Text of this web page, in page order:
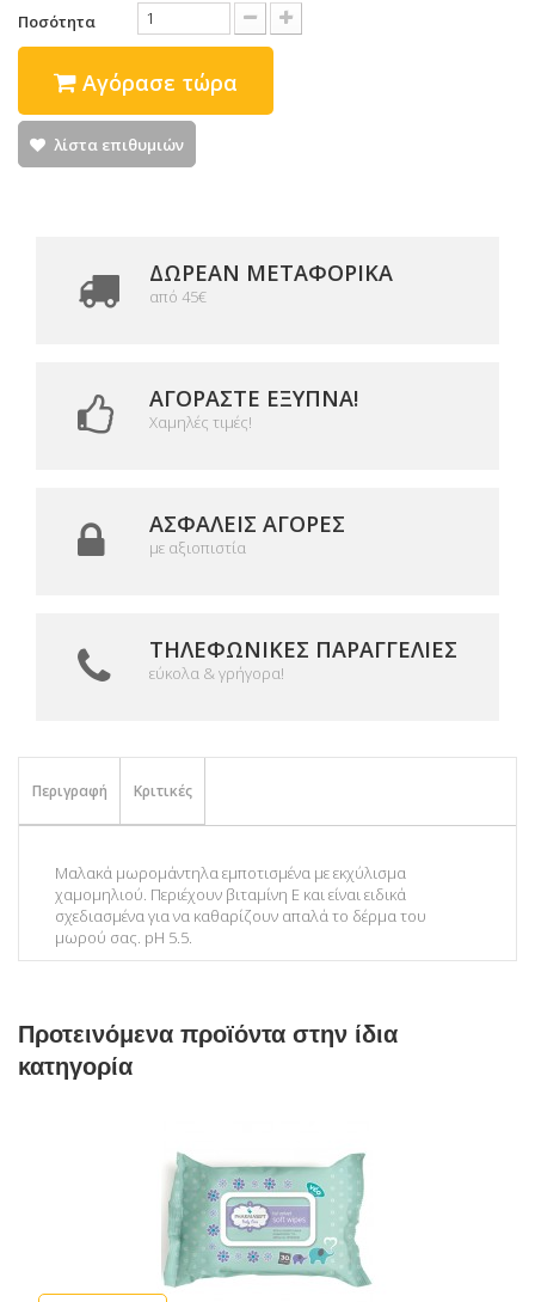
Ποσότητα
Αγόρασε τώρα
λίστα επιθυμιών
ΔΩΡΕΑΝ ΜΕΤΑΦΟΡΙΚΆ
από 45€
ΑΓΟΡΆΣΤΕ ΈΞΥΠΝΑ!
Χαμηλές τιμές!
ΑΣΦΑΛΕΊΣ ΑΓΟΡΈΣ
με αξιοπιστία
ΤΗΛΕΦΩΝΙΚΈΣ ΠΑΡΑΓΓΕΛΊΕΣ
εύκολα & γρήγορα!
Περιγραφή Κριτικές
Μαλακά μωρομάντηλα εμποτισμένα με εκχύλισμα
χαμομηλιού. Περιέχουν βιταμίνη Ε και είναι ειδικά
σχεδιασμένα για να καθαρίζουν απαλά το δέρμα του
μωρού σας. pH 5.5.
Προτεινόμενα προϊόντα στην ίδια
κατηγορία